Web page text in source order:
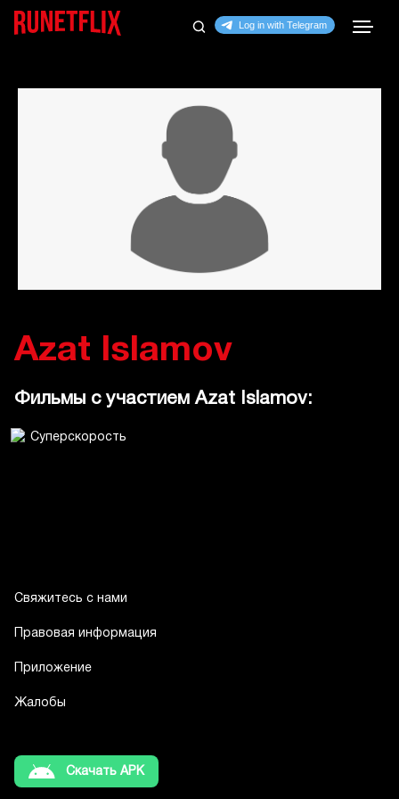
Azat Islamov
Фильмы с участием Azat Islamov:
Свяжитесь с нами
Правовая информация
Приложение
Жалобы
Скачать APK